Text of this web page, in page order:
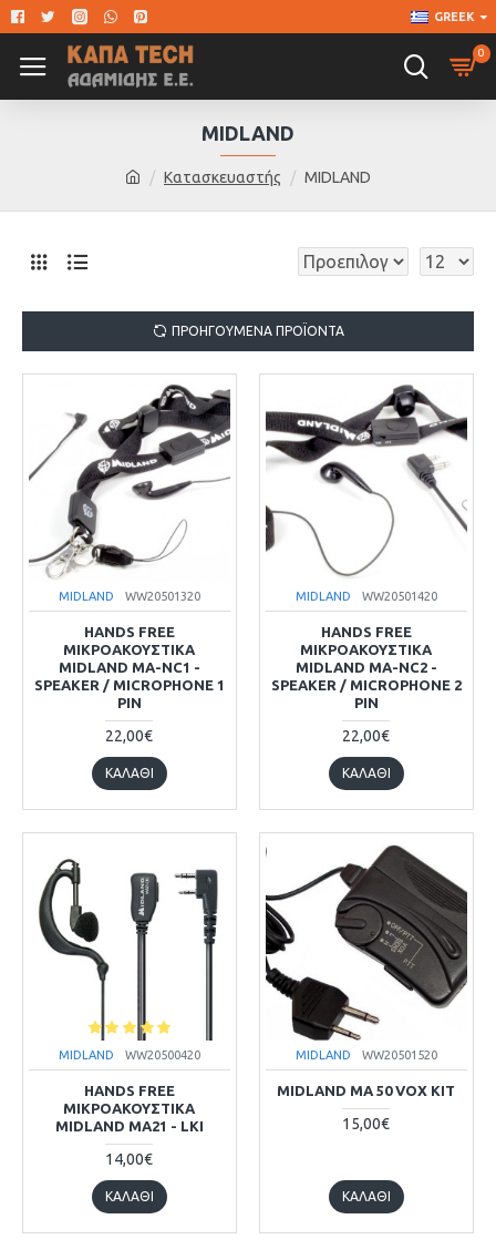
GREEK
0
Κατασκευαστής MIDLAND
MIDLAND
ΠΡΟΗΓΟΎΜΕΝΑ ΠΡΟΪΌΝΤΑ
MIDLAND WW20501320
HANDS FREE
ΜΙΚΡΟΑΚΟΥΣΤΙΚΑ
MIDLAND MA-NC1 -
SPEAKER / MICROPHONE 1
PIN
22,00€
ΚΑΛΆΘΙ
MIDLAND WW20501420
HANDS FREE
ΜΙΚΡΟΑΚΟΥΣΤΙΚΑ
MIDLAND MA-NC2 -
SPEAKER / MICROPHONE 2
PIN
22,00€
ΚΑΛΆΘΙ
MIDLAND WW20500420
HANDS FREE
ΜΙΚΡΟΑΚΟΥΣΤΙΚΑ
MIDLAND MA21 - LKI
14,00€
ΚΑΛΆΘΙ
MIDLAND WW20501520
MIDLAND MA 50 VOX KIT
15,00€
ΚΑΛΆΘΙ